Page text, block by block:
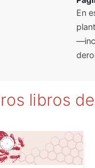
En
libros de